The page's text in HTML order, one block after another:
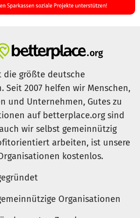
Zurück blieb Verwüstung,
haben die frisch gestrichene
Elektronik, der Hantelschuppen,
Paddel wurden von der Strömung
Material für den
teilweise neu beschafft werden.
neue Warmwasserbereitung
nicht bekannt.
können wir die Schäden leider
größte deutsche
Seit 2007 helfen wir Menschen,
und Unternehmen, Gutes zu
auf betterplace.org sind
wir selbst gemeinnützig
arbeiten, ist unsere
kostenlos.
Organisationen